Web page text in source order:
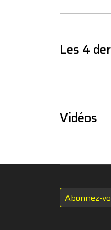
Les 4
Vidéos
Abonnez-